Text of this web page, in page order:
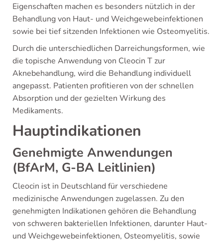
Eigenschaften machen es besonders nützlich in der
Behandlung von Haut- und Weichgewebeinfektionen
sowie bei tief sitzenden Infektionen wie Osteomyelitis.
Durch die unterschiedlichen Darreichungsformen, wie
die topische Anwendung von Cleocin T zur
Aknebehandlung, wird die Behandlung individuell
angepasst. Patienten profitieren von der schnellen
Absorption und der gezielten Wirkung des
Medikaments.
Hauptindikationen
Genehmigte Anwendungen
(BfArM, G-BA Leitlinien)
Cleocin ist in Deutschland für verschiedene
medizinische Anwendungen zugelassen. Zu den
genehmigten Indikationen gehören die Behandlung
von schweren bakteriellen Infektionen, darunter Haut-
und Weichgewebeinfektionen, Osteomyelitis, sowie